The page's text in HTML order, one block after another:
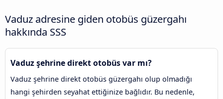
Vaduz adresine giden otobüs güzergahı
hakkında SSS
Vaduz şehrine direkt otobüs var mı?
Vaduz şehrine direkt otobüs güzergahı olup olmadığı
hangi şehirden seyahat ettiğinize bağlıdır. Bu nedenle,